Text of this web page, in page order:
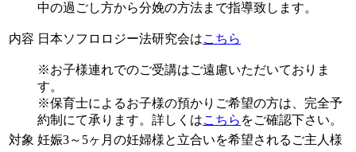
内容
中の過ごし方から分娩の方法まで指導致します。
日本ソフロロジー法研究会はこちら
※お子様連れでのご受講はご遠慮いただいておりま
す。
※保育士によるお子様の預かりご希望の方は、完全予
約制にて承ります。詳しくはこちら をご確認下さい。
対象 妊娠3～5ヶ月の妊婦様と立合いを希望されるご主人様